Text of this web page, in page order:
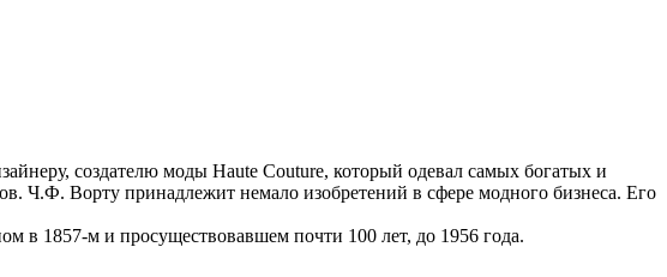
создателю моды Haute Couture, который одевал самых богатых и
Ч.Ф. Ворту принадлежит немало изобретений в сфере модного бизнеса. Его
в 1857-м и просуществовавшем почти 100 лет, до 1956 года.